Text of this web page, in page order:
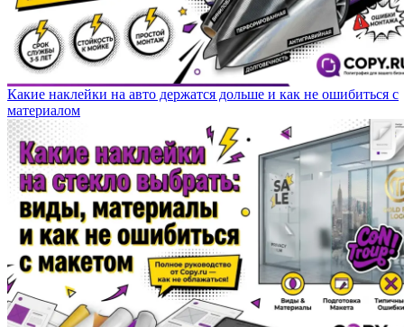
Какие наклейки на авто держатся дольше и как не ошибиться с
материалом